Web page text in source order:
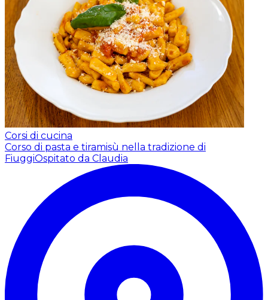
Corsi di cucina
Corso di pasta e tiramisù nella tradizione di
FiuggiOspitato da Claudia